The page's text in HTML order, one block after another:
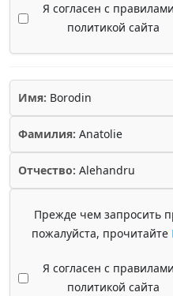
Я согласен с
политикой сайта
Имя: Borodin
Фамилия: Anatolie
Отчество: Alehandru
Прежде чем запросить
пожалуйста, прочитайте
Я согласен с
политикой сайта